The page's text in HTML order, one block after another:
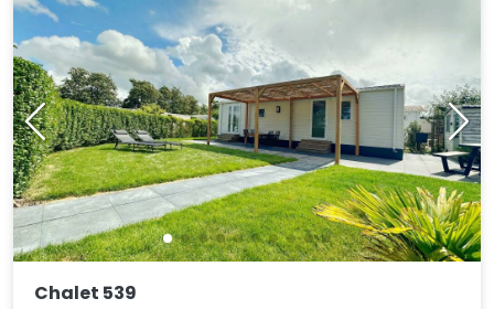
Chalet 539